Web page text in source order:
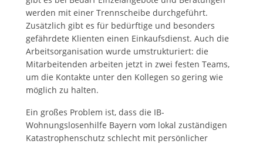
werden mit einer Trennscheibe durchgeführt.
Zusätzlich gibt es für bedürftige und besonders
gefährdete Klienten einen Einkaufsdienst. Auch die
Arbeitsorganisation wurde umstrukturiert: die
Mitarbeitenden arbeiten jetzt in zwei festen Teams,
um die Kontakte unter den Kollegen so gering wie
möglich zu halten.
Ein großes Problem ist, dass die IB-
Wohnungslosenhilfe Bayern vom lokal zuständigen
Katastrophenschutz schlecht mit persönlicher